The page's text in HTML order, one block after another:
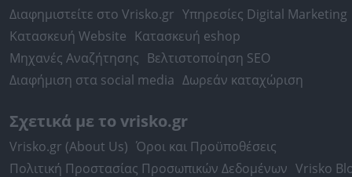
Διαφημιστείτε στο Vrisko.gr Υπηρεσίες Digital Marketing
Κατασκευή Website Κατασκευή eshop
Μηχανές Αναζήτησης Βελτιστοποίηση SEO
Διαφήμιση στα social media Δωρεάν καταχώριση
Σχετικά με το vrisko.gr
Vrisko.gr (About Us) Όροι και Προϋποθέσεις
Πολιτική Προστασίας Προσωπικών Δεδομένων Vrisko